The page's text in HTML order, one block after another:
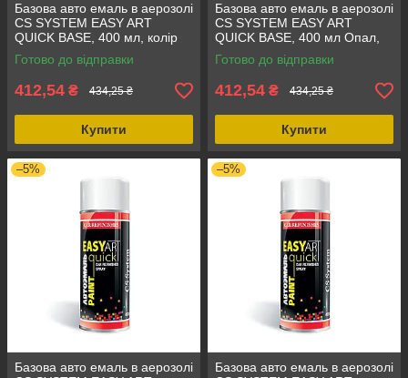
Базова авто емаль в аерозолі
CS SYSTEM EASY ART
QUICK BASE, 400 мл, колір
Сочі, стійкість до бензину та
ДТ LADA 360
Готово до відправки
412,54 ₴ 434,25 ₴
Купити
Базова авто емаль в аерозолі
CS SYSTEM EASY ART
QUICK BASE, 400 мл Опал,
стійкість до агресивних
середовищ LADA 419
Готово до відправки
412,54 ₴ 434,25 ₴
Купити
–5%
Базова авто емаль в аерозолі
–5%
Базова авто емаль в аерозолі